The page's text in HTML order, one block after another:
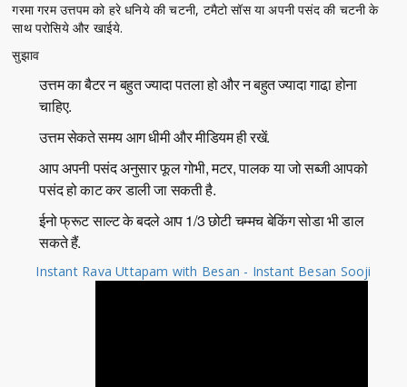
गरमा गरम उत्तपम को हरे धनिये की चटनी, टमैटो सॉस या अपनी पसंद की चटनी के
साथ परोसिये और खाईये.
सुझाव
उत्तम का बैटर न बहुत ज्यादा पतला हो और न बहुत ज्यादा गाढा़ होना
चाहिए.
उत्तम सेकते समय आग धीमी और मीडियम ही रखें.
आप अपनी पसंद अनुसार फूल गोभी, मटर, पालक या जो सब्जी आपको
पसंद हो काट कर डाली जा सकती है.
ईनो फ्रूट साल्ट के बदले आप 1/3 छोटी चम्मच बेकिंग सोडा भी डाल
सकते हैं.
Instant Rava Uttapam with Besan - Instant Besan Sooji